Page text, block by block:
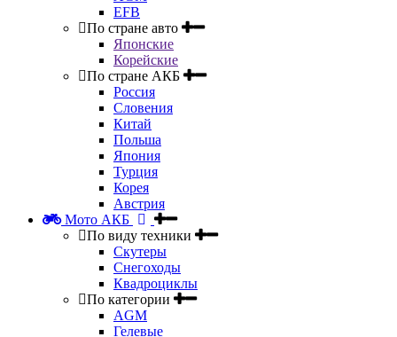
EFB
По стране авто
Японские
Корейские
По стране АКБ
Россия
Словения
Китай
Польша
Япония
Турция
Корея
Австрия
Мото АКБ
По виду техники
Скутеры
Снегоходы
Квадроциклы
По категории
AGM
Гелевые